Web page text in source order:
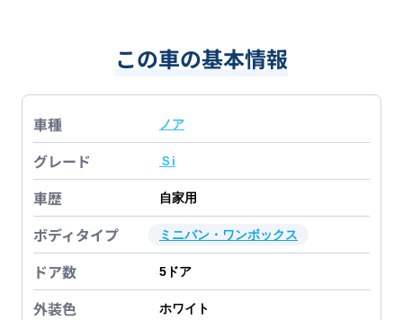
この車の基本情報
車種 ノア
グレード Ｓi
車歴 自家用
ボディタイプ ミニバン・ワンボックス
ドア数 5 ドア
外装色 ホワイト